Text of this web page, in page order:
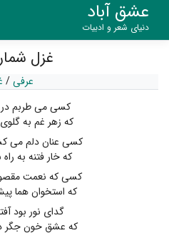
عشق آباد
دنیای شعر و ادبیات
غزل شمارهٔ
عرفی/
کسی می طربم در
که زهر غم به
کسی عنان دلم می
که خار فتنه به
کسی که نعمت
که استخوان هما
گدای نور بود
که عشق خون جگر